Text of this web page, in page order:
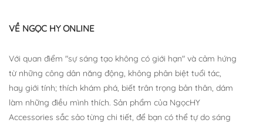
VỀ NGỌC HY ONLINE
Với quan điểm "sự sáng tạo không có giới hạn" và cảm hứng
từ những công dân năng động, không phân biệt tuổi tác,
hay giới tính; thích khám phá, biết trân trọng bản thân, dám
làm những điều mình thích. Sản phẩm của NgọcHY
Accessories sắc sảo từng chi tiết, để bạn có thể tự do sáng